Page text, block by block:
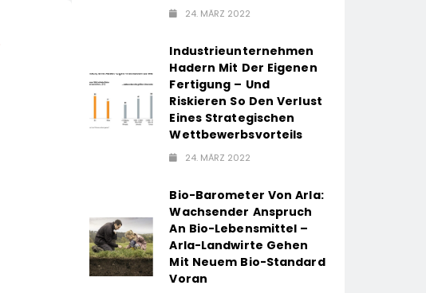
24. MÄRZ 2022
Industrieunternehmen
Hadern Mit Der Eigenen
Fertigung – Und
Riskieren So Den Verlust
Eines Strategischen
Wettbewerbsvorteils
24. MÄRZ 2022
Bio-Barometer Von Arla:
Wachsender Anspruch
An Bio-Lebensmittel –
Arla-Landwirte Gehen
Mit Neuem Bio-Standard
Voran